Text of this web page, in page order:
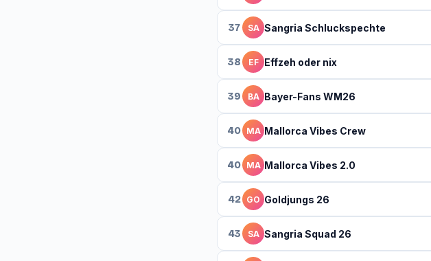
37 SA Sangria Schluckspechte
38 EF Effzeh oder nix
39 BA Bayer-Fans WM26
40 MA Mallorca Vibes Crew
40 MA Mallorca Vibes 2.0
42 GO Goldjungs 26
43 SA Sangria Squad 26